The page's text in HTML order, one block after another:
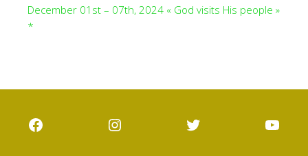
December 01st – 07th, 2024 « God visits His people »
*
Facebook Instagram Twitter